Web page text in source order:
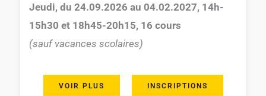
Jeudi, du 24.09.2026 au 04.02.2027, 14h-
15h30 et 18h45-20h15, 16 cours
(sauf vacances scolaires)
VOIR PLUS INSCRIPTIONS